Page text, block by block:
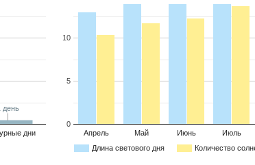
дни
день
день
Длина светового дня Количество
Апрель Май Июнь Июль
0
5
10